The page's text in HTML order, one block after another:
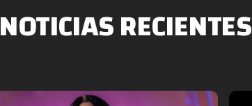
NOTICIAS RECIENTES